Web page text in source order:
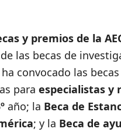
y premios de la
las becas de
convocado las
para especialistas y
año; la Beca de
; y la Beca de